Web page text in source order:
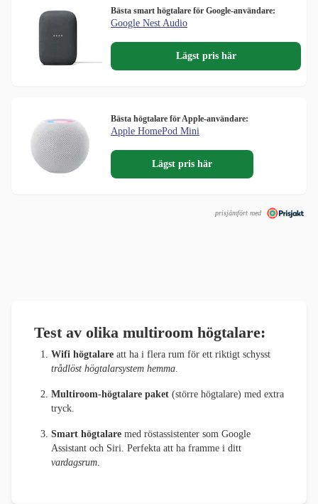
Bästa smart högtalare för Google-användare:
Google Nest Audio
Lägst pris här
Bästa högtalare för Apple-användare:
Apple HomePod Mini
Lägst pris här
prisjämfört med
Test av olika multiroom högtalare:
Wifi högtalare att ha i flera rum för ett riktigt schysst
trådlöst högtalarsystem hemma.
Multiroom-högtalare paket (större högtalare) med extra
tryck.
Smart högtalare med röstassistenter som Google
Assistant och Siri. Perfekta att ha framme i ditt
vardagsrum.